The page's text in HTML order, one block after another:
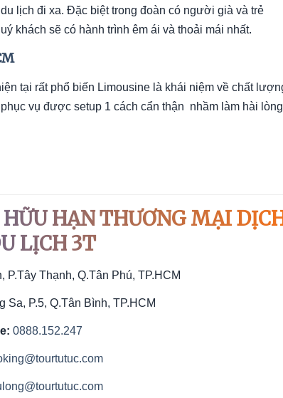
lịch đi xa. Đặc biệt trong đoàn có người già và trẻ
khách sẽ có hành trình êm ái và thoải mái nhất.
tại rất phổ biến Limousine là khái niệm về chất
vụ được setup 1 cách cẩn thận nhầm làm hài lòng
HẠN THƯƠNG MẠI
LỊCH 3T
P.Tây Thạnh, Q.Tân Phú, TP.HCM
Sa, P.5, Q.Tân Bình, TP.HCM
0888.152.247